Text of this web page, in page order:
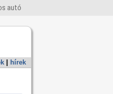
autó
hírek